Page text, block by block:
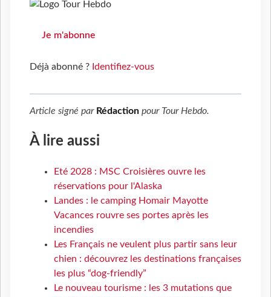
Je m'abonne
Déjà abonné ? Identifiez-vous
Article signé par Rédaction pour Tour Hebdo.
À lire aussi
Eté 2028 : MSC Croisières ouvre les
réservations pour l'Alaska
Landes : le camping Homair Mayotte
Vacances rouvre ses portes après les
incendies
Les Français ne veulent plus partir sans leur
chien : découvrez les destinations françaises
les plus “dog-friendly”
Le nouveau tourisme : les 3 mutations que